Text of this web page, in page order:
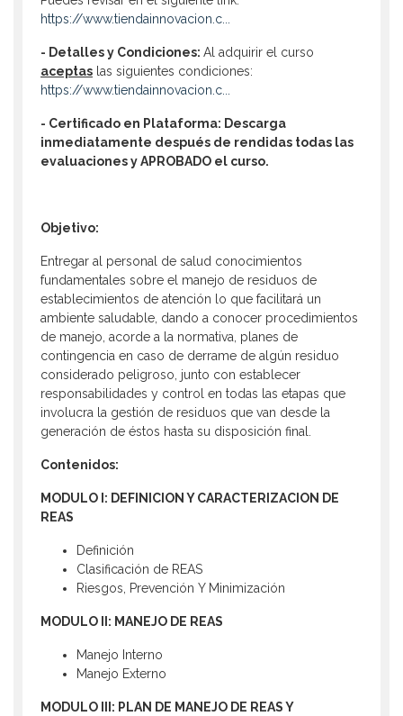
https://www.tiendainnovacion.c...
- Detalles y Condiciones: Al adquirir el curso
aceptas las siguientes condiciones:
https://www.tiendainnovacion.c...
- Certificado en Plataforma: Descarga
inmediatamente después de rendidas todas las
evaluaciones y APROBADO el curso.
Objetivo:
Entregar al personal de salud conocimientos
fundamentales sobre el manejo de residuos de
establecimientos de atención lo que facilitará un
ambiente saludable, dando a conocer procedimientos
de manejo, acorde a la normativa, planes de
contingencia en caso de derrame de algún residuo
considerado peligroso, junto con establecer
responsabilidades y control en todas las etapas que
involucra la gestión de residuos que van desde la
generación de éstos hasta su disposición final.
Contenidos:
MODULO I: DEFINICION Y CARACTERIZACION DE
REAS
Definición
Clasificación de REAS
Riesgos, Prevención Y Minimización
MODULO II: MANEJO DE REAS
Manejo Interno
Manejo Externo
MODULO III: PLAN DE MANEJO DE REAS Y